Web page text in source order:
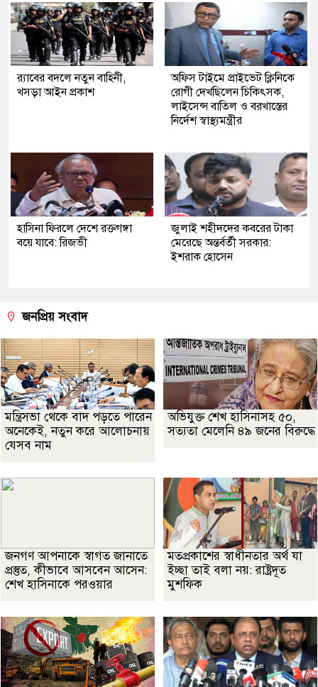
র‍্যাবের বদলে নতুন বাহিনী,
খসড়া আইন প্রকাশ
অফিস টাইমে প্রাইভেট ক্লিনিকে
রোগী দেখছিলেন চিকিৎসক,
লাইসেন্স বাতিল ও বরখাস্তের
নির্দেশ স্বাস্থ্যমন্ত্রীর
হাসিনা ফিরলে দেশে রক্তগঙ্গা
বয়ে যাবে: রিজভী
জুলাই শহীদদের কবরের টাকা
মেরেছে অন্তর্বর্তী সরকার:
ইশরাক হোসেন
জনপ্রিয় সংবাদ
মন্ত্রিসভা থেকে বাদ পড়তে পারেন
অনেকেই, নতুন করে আলোচনায়
যেসব নাম
অভিযুক্ত শেখ হাসিনাসহ ৫০,
সত্যতা মেলেনি ৪৯ জনের বিরুদ্ধে
জনগণ আপনাকে স্বাগত জানাতে
প্রস্তুত, কীভাবে আসবেন আসেন:
শেখ হাসিনাকে পরওয়ার
মতপ্রকাশের স্বাধীনতার অর্থ যা
ইচ্ছা তাই বলা নয়: রাষ্ট্রদূত
মুশফিক